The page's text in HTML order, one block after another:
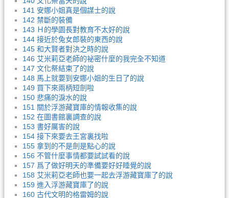
141 安娜小姐真是個謀士的說
142 禁斷的裝備
143 Ｈ的學園長對教育不太好的說
144 接近於兔女郎裝的東西的說
145 和大賢者對決之時的說
146 艾米莉亞老師的祕密什麼的我完全不知道
147 文化祭結束了的說
148 馬上就要到安娜小姐的生日了的說
149 買下來兩柄短劍啦
150 悲痛的淚水的說
151 關於浮游藏寶庫的情報收集的說
152 在圖書館裏調查的說
153 書好厲害的說
154 接下來要去王宮裏找啦
155 拿到的不是劍是點心的說
156 不管什麼事情都要試試看的說
157 爲了做好明天的準備要好好睡覺的說
158 艾米莉亞老師也要一起去浮游藏寶庫了的說
159 進入浮游藏寶庫了的說
160 古代文明的格雷姆的說